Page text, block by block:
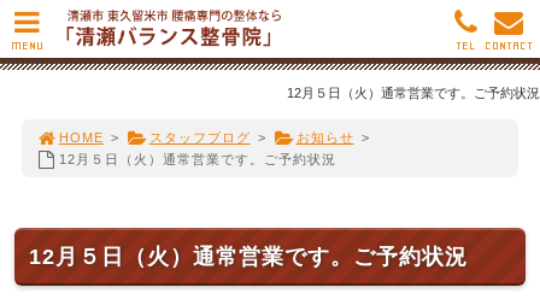
12月５日（火）通常営業です。ご予約状況
HOME > スタッフブログ > お知らせ >
12月５日（火）通常営業です。ご予約状況
12月５日（火）通常営業です。ご予約状況
MENU CONTACT
TEL